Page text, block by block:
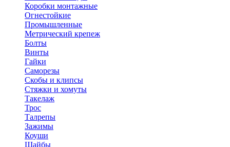
Коробки монтажные
Огнестойкие
Промышленные
Метрический крепеж
Болты
Винты
Гайки
Саморезы
Скобы и клипсы
Стяжки и хомуты
Такелаж
Трос
Талрепы
Зажимы
Коуши
Шайбы